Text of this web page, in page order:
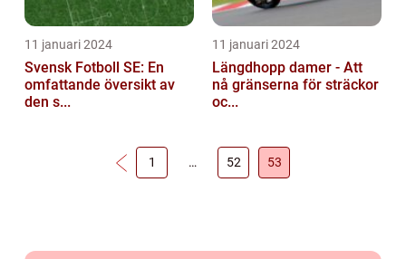
11 januari 2024
Svensk Fotboll SE: En
omfattande översikt av
den s...
11 januari 2024
Längdhopp damer - Att
nå gränserna för sträckor
oc...
1 … 52 53